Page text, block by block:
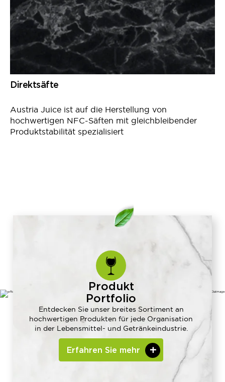
Direktsäfte
Austria Juice ist auf die Herstellung von
hochwertigen NFC-Säften mit gleichbleibender
Produktstabilität spezialisiert
Produkt
Portfolio
Entdecken Sie unser breites Sortiment an
hochwertigen Produkten für jede Organisation
in der Lebensmittel- und Getränkeindustrie.
Erfahren Sie mehr